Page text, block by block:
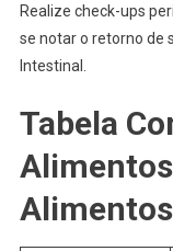
Realize check-ups
se notar o retorno de
Intestinal.
Tabela